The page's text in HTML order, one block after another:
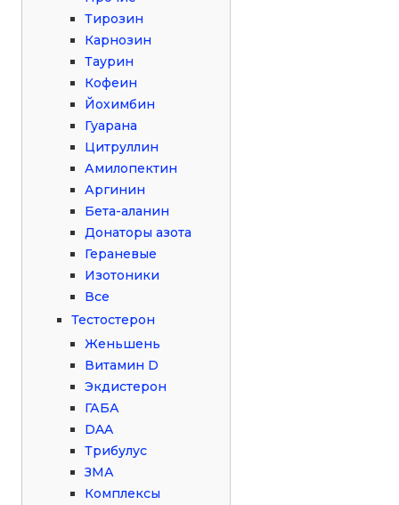
Тирозин
Карнозин
Таурин
Кофеин
Йохимбин
Гуарана
Цитруллин
Амилопектин
Аргинин
Бета-аланин
Донаторы азота
Гераневые
Изотоники
Все
Тестостерон
Женьшень
Витамин D
Экдистерон
ГАБА
DAA
Трибулус
ЗМА
Комплексы